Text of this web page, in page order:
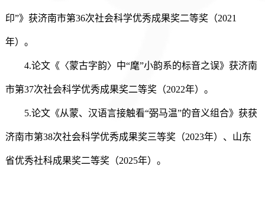
印”》获济南市第36次社会科学优秀成果奖二等奖（2021
年）。
4.论文《〈蒙古字韵〉中“麾”小韵系的标音之误》获济南
市第37次社会科学优秀成果奖二等奖（2022年）。
5.论文《从蒙、汉语言接触看“弼马温”的音义组合》获获
济南市第38次社会科学优秀成果奖三等奖（2023年）、山东
省优秀社科成果奖二等奖（2025年）。